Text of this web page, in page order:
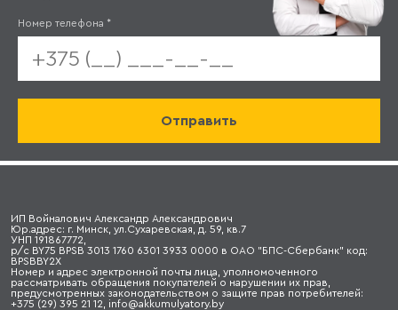
Номер телефона *
ИП Войналович Александр Александрович
Юр.адрес: г. Минск, ул.Сухаревская, д. 59, кв.7
УНП 191867772,
р/с BY75 BPSB 3013 1760 6301 3933 0000 в ОАО "БПС-Сбербанк" код:
BPSBBY2X
Номер и адрес электронной почты лица, уполномоченного
рассматривать обращения покупателей о нарушении их прав,
предусмотренных законодательством о защите прав потребителей:
+375 (29) 395 21 12, info@akkumulyatory.by